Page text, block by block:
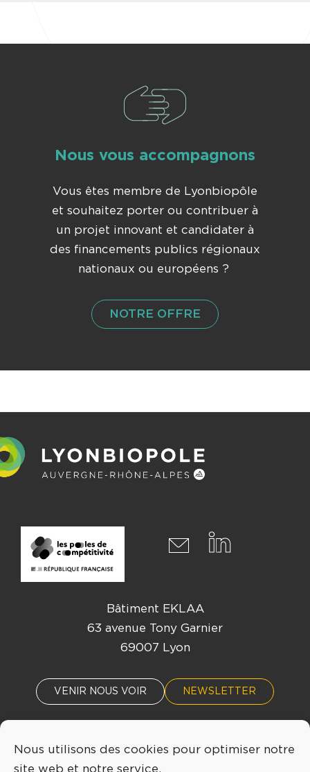
Nous utilisons des cookies pour optimiser notre
site web et notre service.
Nous vous accompagnons
Vous êtes membre de Lyonbiopôle
et souhaitez porter ou contribuer à
un projet innovant et candidater à
des financements publics régionaux
nationaux ou européens ?
NOTRE OFFRE
Bâtiment EKLAA
63 avenue Tony Garnier
69007 Lyon
VENIR NOUS VOIR NEWSLETTER
ACTUALITÉS ÉVÈNEMENTS